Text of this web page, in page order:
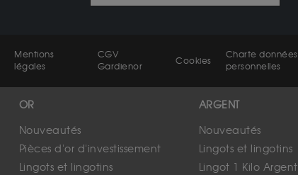
Mentions
légales
CGV
Gardienor
Cookies
Charte données
personnelles
OR
Nouveautés
Pièces d'or d'investissement
Lingots et lingotins
ARGENT
Nouveautés
Lingots et lingotins
Lingot 1 Kilo Argent